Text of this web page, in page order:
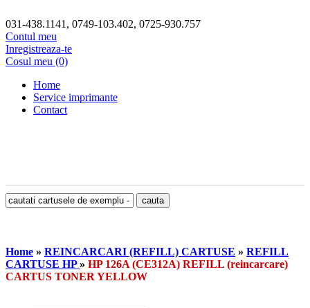
031-438.1141, 0749-103.402, 0725-930.757
Contul meu
Inregistreaza-te
Cosul meu (0)
Home
Service imprimante
Contact
Home » REINCARCARI (REFILL) CARTUSE » REFILL
CARTUSE HP» HP 126A (CE312A) REFILL (reincarcare)
CARTUS TONER YELLOW